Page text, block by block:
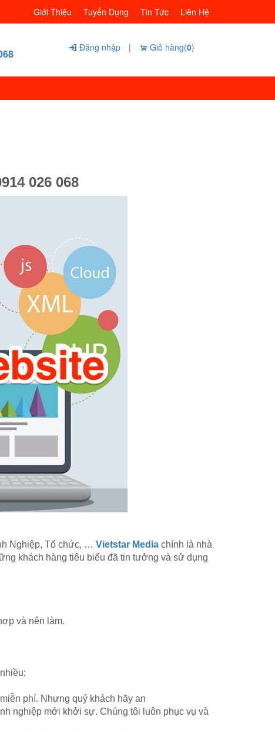
Giới Thiệu Tuyển Dụng Tin Tức Liên Hệ
Đăng nhập | Giỏ hàng(0)
026 068
Nghiệp, Tổ chức, … Vietstar Media chính là nhà
khách hàng tiêu biểu đã tin tưởng và sử dụng
và nên làm.
phí. Nhưng quý khách hãy an
nghiệp mới khởi sự. Chúng tôi luôn phục vụ và